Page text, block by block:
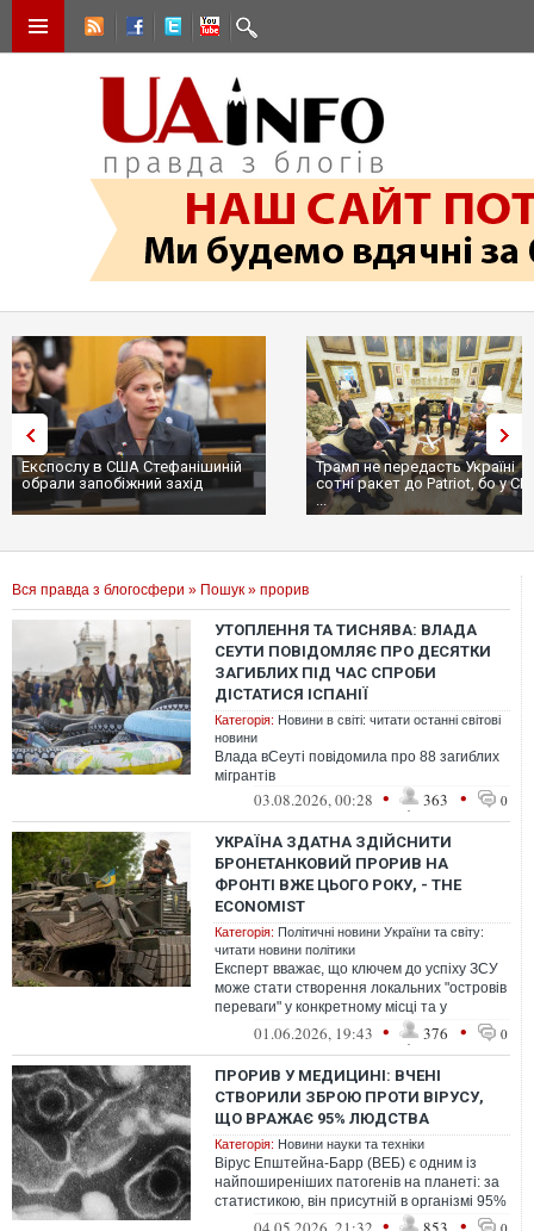
Експослу в США Стефанішиній
обрали запобіжний захід
Трамп не передасть Україні
сотні ракет до Patriot, бо у
...
Вся правда з блогосфери » Пошук » прорив
УТОПЛЕННЯ ТА ТИСНЯВА: ВЛАДА
СЕУТИ ПОВІДОМЛЯЄ ПРО ДЕСЯТКИ
ЗАГИБЛИХ ПІД ЧАС СПРОБИ
ДІСТАТИСЯ ІСПАНІЇ
Категорія: Новини в світі: читати останні світові
новини
Влада вСеуті повідомила про 88 загиблих
мігрантів
03.08.2026, 00:28 • 363 • 0
УКРАЇНА ЗДАТНА ЗДІЙСНИТИ
БРОНЕТАНКОВИЙ ПРОРИВ НА
ФРОНТІ ВЖЕ ЦЬОГО РОКУ, - THE
ECONOMIST
Категорія: Політичні новини України та світу:
читати новини політики
Експерт вважає, що ключем до успіху ЗСУ
може стати створення локальних "островів
переваги" у конкретному місці та у
визначений час
01.06.2026, 19:43 • 376 • 0
ПРОРИВ У МЕДИЦИНІ: ВЧЕНІ
СТВОРИЛИ ЗБРОЮ ПРОТИ ВІРУСУ,
ЩО ВРАЖАЄ 95% ЛЮДСТВА
Категорія: Новини науки та техніки
Вірус Епштейна-Барр (ВЕБ) є одним із
найпоширеніших патогенів на планеті: за
статистикою, він присутній в організмі 95%
дорослого населення.
• •